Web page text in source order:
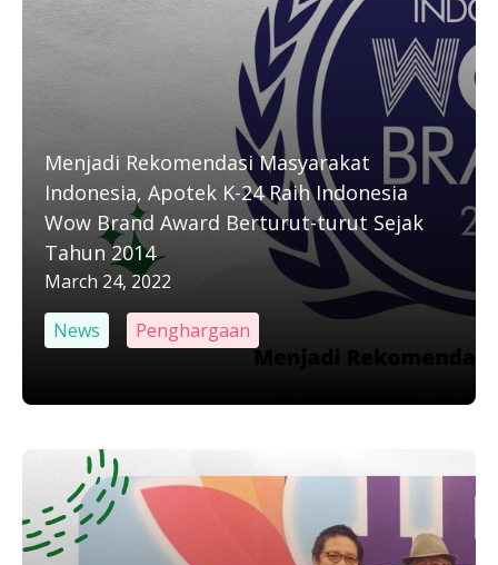
Menjadi Rekomendasi Masyarakat
Indonesia, Apotek K-24 Raih Indonesia
Wow Brand Award Berturut-turut Sejak
Tahun 2014
March 24, 2022
News
Penghargaan